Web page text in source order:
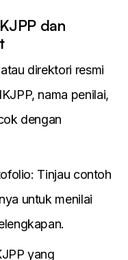
dan
direktori resmi
nama penilai,
dengan
Tinjau contoh
untuk menilai
yang